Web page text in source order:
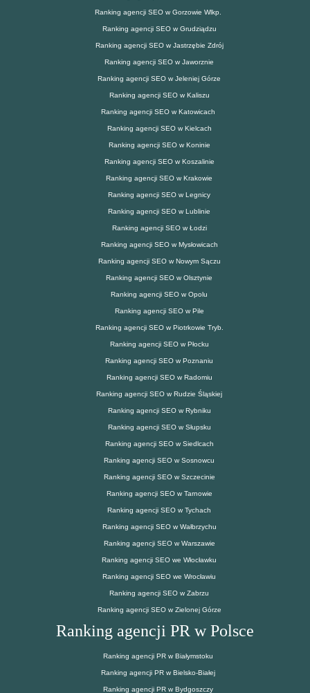
Ranking agencji SEO w Gorzowie Wlkp.
Ranking agencji SEO w Grudziądzu
Ranking agencji SEO w Jastrzębie Zdrój
Ranking agencji SEO w Jaworznie
Ranking agencji SEO w Jeleniej Górze
Ranking agencji SEO w Kaliszu
Ranking agencji SEO w Katowicach
Ranking agencji SEO w Kielcach
Ranking agencji SEO w Koninie
Ranking agencji SEO w Koszalinie
Ranking agencji SEO w Krakowie
Ranking agencji SEO w Legnicy
Ranking agencji SEO w Lublinie
Ranking agencji SEO w Łodzi
Ranking agencji SEO w Mysłowicach
Ranking agencji SEO w Nowym Sączu
Ranking agencji SEO w Olsztynie
Ranking agencji SEO w Opolu
Ranking agencji SEO w Pile
Ranking agencji SEO w Piotrkowie Tryb.
Ranking agencji SEO w Płocku
Ranking agencji SEO w Poznaniu
Ranking agencji SEO w Radomiu
Ranking agencji SEO w Rudzie Śląskiej
Ranking agencji SEO w Rybniku
Ranking agencji SEO w Słupsku
Ranking agencji SEO w Siedlcach
Ranking agencji SEO w Sosnowcu
Ranking agencji SEO w Szczecinie
Ranking agencji SEO w Tarnowie
Ranking agencji SEO w Tychach
Ranking agencji SEO w Wałbrzychu
Ranking agencji SEO w Warszawie
Ranking agencji SEO we Włocławku
Ranking agencji SEO we Wrocławiu
Ranking agencji SEO w Zabrzu
Ranking agencji SEO w Zielonej Górze
Ranking agencji PR w Polsce
Ranking agencji PR w Białymstoku
Ranking agencji PR w Bielsko-Białej
Ranking agencji PR w Bydgoszczy